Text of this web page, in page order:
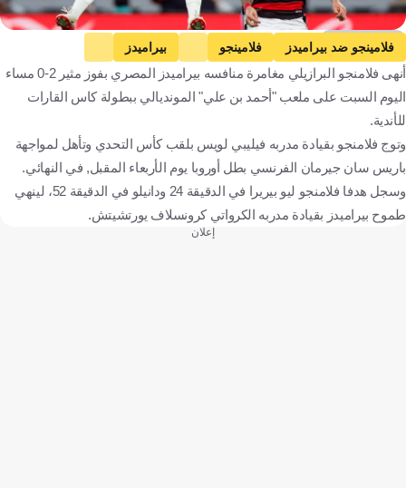
Getty Images
فلامينجو ضد بيراميدز فلامينجو
بيراميدز
كأس القارات للأندية انتركونتيننتال
البرازيل مصر
قطر
كرة قدم
أنهى فلامنجو البرازيلي مغامرة منافسه بيراميدز المصري بفوز مثير 2-0 مساء
اليوم السبت على ملعب "أحمد بن علي" المونديالي ببطولة كاس القارات
للأندية.
وتوج فلامنجو بقيادة مدربه فيليبي لويس بلقب كأس التحدي وتأهل لمواجهة
باريس سان جيرمان الفرنسي بطل أوروبا يوم الأربعاء المقبل, في النهائي.
وسجل هدفا فلامنجو ليو بيريرا في الدقيقة 24 ودانيلو في الدقيقة 52، لينهي
طموح بيراميدز بقيادة مدربه الكرواتي كرونسلاف يورتشيتش.
إعلان